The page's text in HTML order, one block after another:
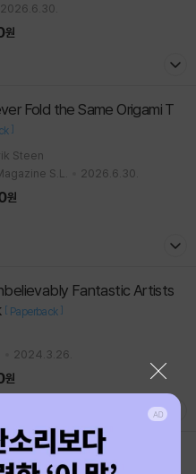
2026.6.30.
원
]
Steen
S.L.
2026.6.30.
원
[ Paperback ]
2024.3.26.
원